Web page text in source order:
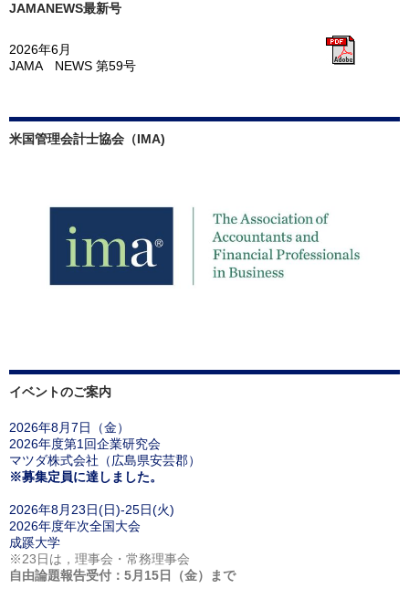
JAMANEWS最新号
2026年6月
JAMA NEWS 第59号
米国管理会計士協会（IMA)
イベントのご案内
2026年8月7日（金）
2026年度第1回企業研究会
マツダ株式会社（広島県安芸郡）
※募集定員に達しました。
2026年8月23日(日)-25日(火)
2026年度年次全国大会
成蹊大学
※23日は，理事会・常務理事会
自由論題報告受付：5月15日（金）まで